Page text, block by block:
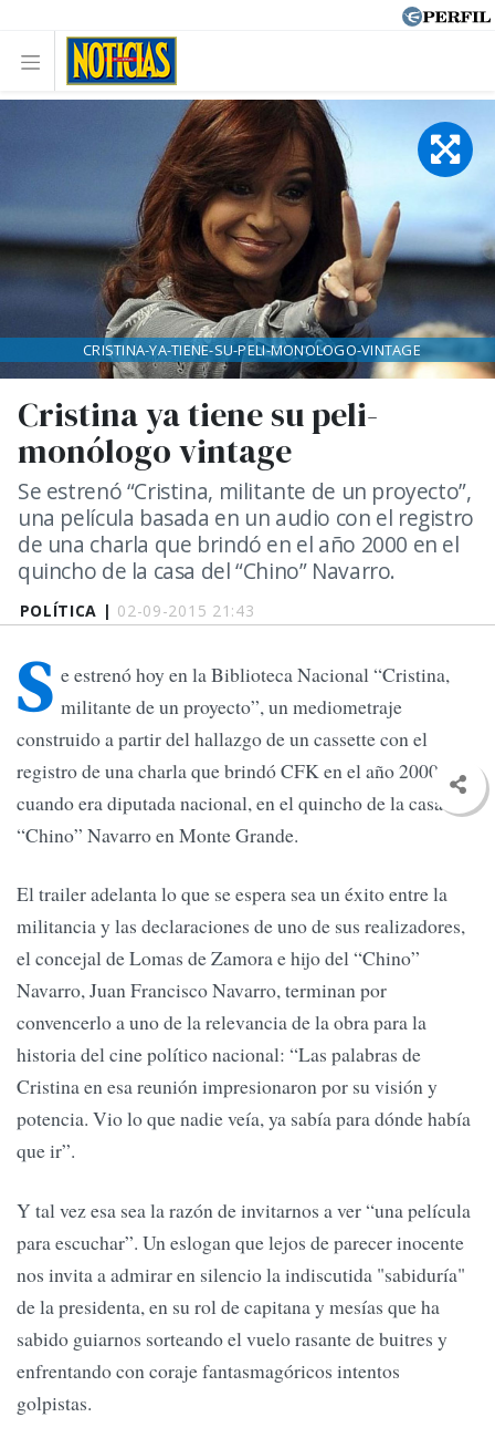
POLÍTICA | 02-09-2015 21:43
Cristina ya tiene su peli-
monólogo vintage
Se estrenó “Cristina, militante de un proyecto”,
una película basada en un audio con el registro
de una charla que brindó en el año 2000 en el
quincho de la casa del “Chino” Navarro.
CRISTINA-YA-TIENE-SU-PELI-MONOLOGO-VINTAGE
S e estrenó hoy en la Biblioteca Nacional “Cristina,
militante de un proyecto”, un mediometraje
construido a partir del hallazgo de un cassette con el
registro de una charla que brindó CFK en el año 2000,
cuando era diputada nacional, en el quincho de la casa del
“Chino” Navarro en Monte Grande.
El trailer adelanta lo que se espera sea un éxito entre la
militancia y las declaraciones de uno de sus realizadores,
el concejal de Lomas de Zamora e hijo del “Chino”
Navarro, Juan Francisco Navarro, terminan por
convencerlo a uno de la relevancia de la obra para la
historia del cine político nacional: “Las palabras de
Cristina en esa reunión impresionaron por su visión y
potencia. Vio lo que nadie veía, ya sabía para dónde había
que ir”.
Y tal vez esa sea la razón de invitarnos a ver “una película
para escuchar”. Un eslogan que lejos de parecer inocente
nos invita a admirar en silencio la indiscutida "sabiduría"
de la presidenta, en su rol de capitana y mesías que ha
sabido guiarnos sorteando el vuelo rasante de buitres y
enfrentando con coraje fantasmagóricos intentos
golpistas.